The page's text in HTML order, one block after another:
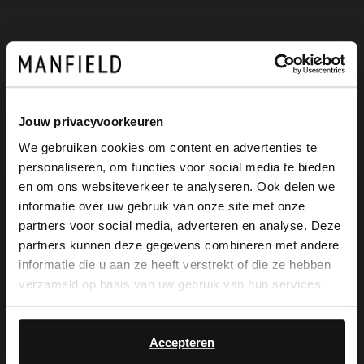
Jouw privacyvoorkeuren
We gebruiken cookies om content en advertenties te
personaliseren, om functies voor social media te bieden
en om ons websiteverkeer te analyseren. Ook delen we
informatie over uw gebruik van onze site met onze
partners voor social media, adverteren en analyse. Deze
partners kunnen deze gegevens combineren met andere
informatie die u aan ze heeft verstrekt of die ze hebben
verzameld op basis van uw gebruik van hun services.
Accepteren
Omschrijving
Bruine suède loafer met franjes van het
merk No Stress. De loafers hebben een
gestikte ronde neus en memory foam
voetbed. We adviseren als verzorging en
bescherming de Natural Trendspray.
Alles over dit product
×
View this website in English?
It looks like your language isn't Dutch. Would
you like to switch to English?
English